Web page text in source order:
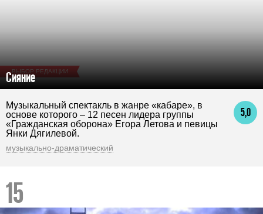
ВЫБОР РЕДАКЦИИ
Сияние
5,0
Музыкальный спектакль в жанре «кабаре», в
основе которого – 12 песен лидера группы
«Гражданская оборона» Егора Летова и певицы
Янки Дягилевой.
музыкально-драматический